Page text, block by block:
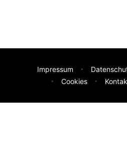
Impressum
Cookies